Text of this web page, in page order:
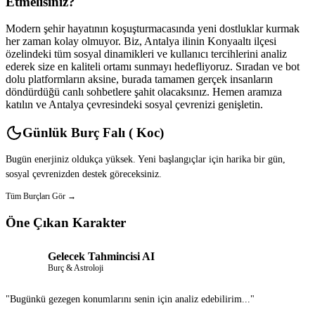
Modern şehir hayatının koşuşturmacasında yeni dostluklar kurmak
her zaman kolay olmuyor. Biz, Antalya ilinin Konyaaltı ilçesi
özelindeki tüm sosyal dinamikleri ve kullanıcı tercihlerini analiz
ederek size en kaliteli ortamı sunmayı hedefliyoruz. Sıradan ve bot
dolu platformların aksine, burada tamamen gerçek insanların
döndürdüğü canlı sohbetlere şahit olacaksınız. Hemen aramıza
katılın ve Antalya çevresindeki sosyal çevrenizi genişletin.
Günlük Burç Falı ( Koc)
Bugün enerjiniz oldukça yüksek. Yeni başlangıçlar için harika bir gün,
sosyal çevrenizden destek göreceksiniz.
Tüm Burçları Gör →
Öne Çıkan Karakter
Gelecek Tahmincisi AI
Burç & Astroloji
"Bugünkü gezegen konumlarını senin için analiz edebilirim..."